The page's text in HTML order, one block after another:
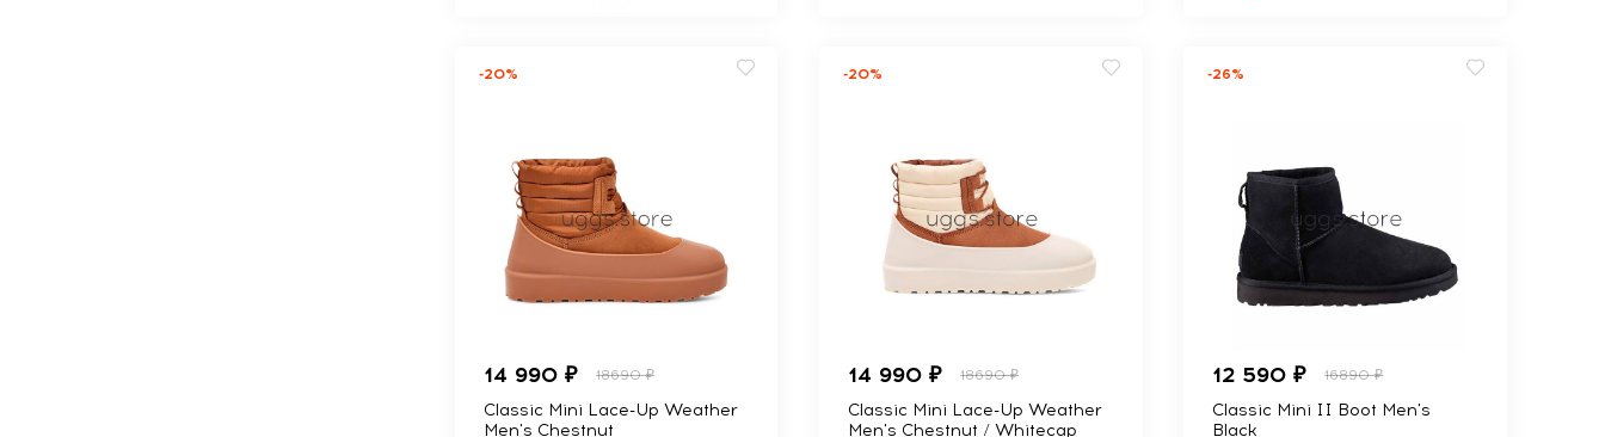
-20%
14 990 ₽ 18690 ₽
Classic Mini Lace-Up Weather
Men's Chestnut
-20%
14 990 ₽ 18690 ₽
Classic Mini Lace-Up Weather
Men's Chestnut / Whitecap
-26%
12 590 ₽ 16890 ₽
Classic Mini II Boot Men's
Black